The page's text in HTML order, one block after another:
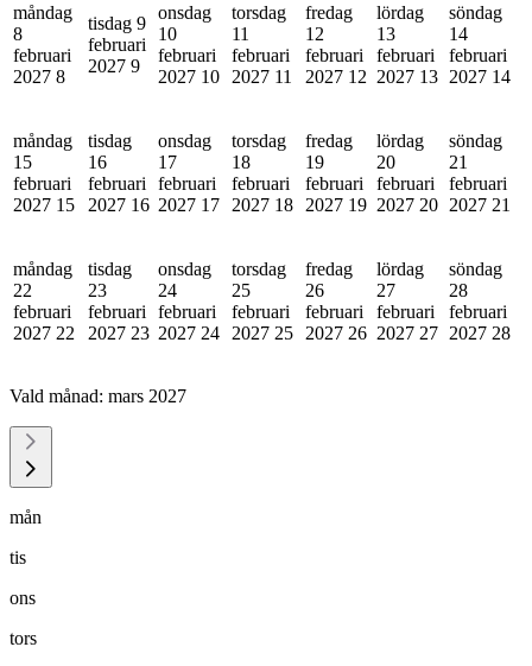
måndag
8
februari
2027 8
tisdag 9
februari
2027 9
onsdag
10
februari
2027 10
torsdag
11
februari
2027 11
fredag
12
februari
2027 12
lördag
13
februari
2027 13
söndag
14
februari
2027 14
måndag
15
februari
2027 15
tisdag
16
februari
2027 16
onsdag
17
februari
2027 17
torsdag
18
februari
2027 18
fredag
19
februari
2027 19
lördag
20
februari
2027 20
söndag
21
februari
2027 21
måndag
22
februari
2027 22
tisdag
23
februari
2027 23
onsdag
24
februari
2027 24
torsdag
25
februari
2027 25
fredag
26
februari
2027 26
lördag
27
februari
2027 27
söndag
28
februari
2027 28
Vald månad: mars 2027
mån
tis
ons
tors